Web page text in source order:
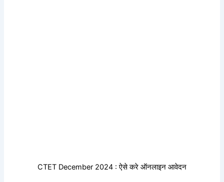
CTET December 2024 : ऐसे करे ऑनलाइन आवेदन